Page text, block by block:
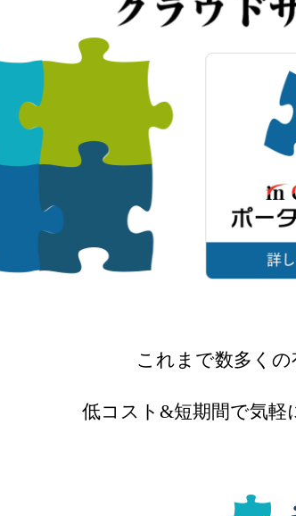
これまで数多く
低コスト&短期間で気軽